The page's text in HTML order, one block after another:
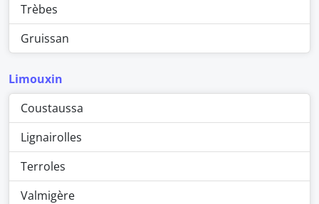
Trèbes
Gruissan
Limouxin
Coustaussa
Lignairolles
Terroles
Valmigère